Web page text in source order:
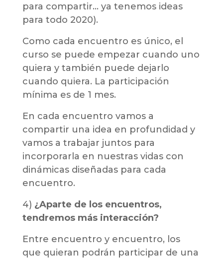
para compartir… ya tenemos ideas
para todo 2020).
Como cada encuentro es único, el
curso se puede empezar cuando uno
quiera y también puede dejarlo
cuando quiera. La participación
mínima es de 1 mes.
En cada encuentro vamos a
compartir una idea en profundidad y
vamos a trabajar juntos para
incorporarla en nuestras vidas con
dinámicas diseñadas para cada
encuentro.
4) ¿Aparte de los encuentros,
tendremos más interacción?
Entre encuentro y encuentro, los
que quieran podrán participar de una